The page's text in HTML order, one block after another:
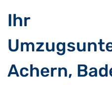
Ihr
Achern,